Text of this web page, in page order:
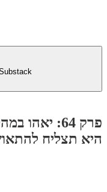
פרק 64:
היא תצליח